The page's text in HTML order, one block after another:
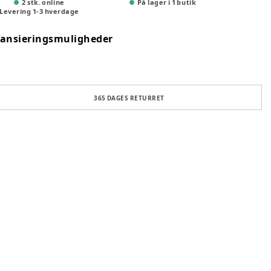
2 stk. online
Levering 1-3 hverdage
På lager i 1 butik
365 DAGES RETURRET